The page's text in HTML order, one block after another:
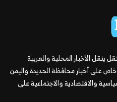
الأخبار المحلية والعربية
على أخبار محافظة الحديدة واليمن
والاقتصادية والاجتماعية على